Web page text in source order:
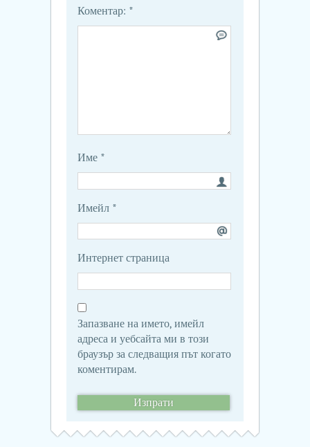
Коментар: *
Име *
Имейл *
Интернет страница
Запазване на името, имейл
адреса и уебсайта ми в този
браузър за следващия път когато
коментирам.